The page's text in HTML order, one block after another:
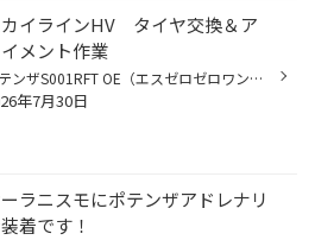
イラインHV タイヤ交換＆ア
メント作業
ポテンザS001RFT OE（エスゼロゼロワン・ランフラット オーイー） スカイライン純正ランフラットタイヤでの交換となります。 タイヤ交換後はリフレッシュも兼ねてアライメント調整もさせていただきました。 タイヤ交換の頻度はお客様それぞれにはなりますが 数年に一度のタイヤ交換の際は是非アライ...
年7月30日
ラニスモにポテンザアドレナリ
着です！